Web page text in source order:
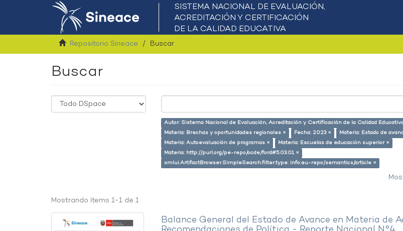
Repositorio Sineace Buscar
Buscar
Autor: Sistema Nacional de Evaluación, Acreditación y Certificación de la Calidad
Materia: Brechas y oportunidades regionales ×
Fecha: 2023 ×
Materia: Estado de
Materia: Autoevaluación de programas ×
Materia: Escuelas de educación superior ×
Materia: http://purl.org/pe-repo/ocde/ford#5.03.01 ×
xmlui.ArtifactBrowser.SimpleSearch.filter.type: info:eu-repo/semantics/article ×
Mostrando ítems 1-1 de 1
Balance General del Estado de Avance en Materia de